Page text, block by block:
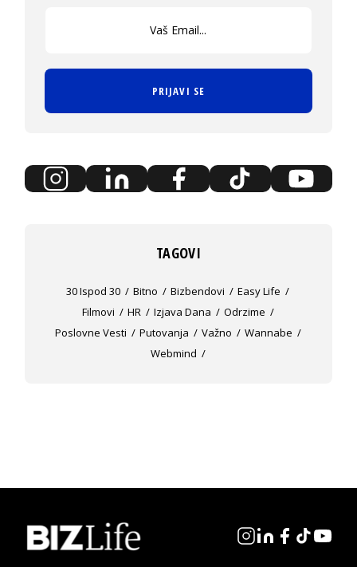
PRIJAVI SE
TAGOVI
30 Ispod 30 Bitno Bizbendovi
Easy Life
Filmovi
HR Izjava Dana
Odrzime
Poslovne Vesti
Putovanja Važno
Wannabe
Webmind